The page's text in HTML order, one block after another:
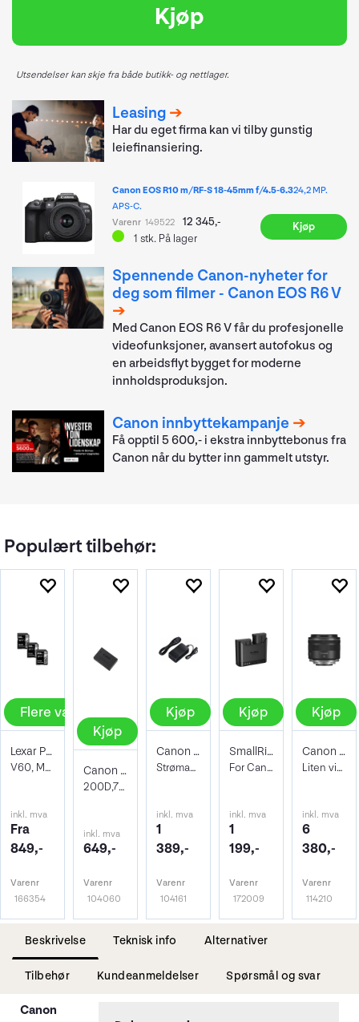
Kjøp
Utsendelser kan skje fra både butikk- og nettlager.
Leasing
Har du eget firma kan vi tilby gunstig
leiefinansiering.
Canon EOS R10 m/RF-S 18-45mm f/4.5-6.324,2 MP.
APS-C.
Varenr 149522 12 345,-
1 stk. På lager
Spennende Canon-nyheter for
deg som filmer - Canon EOS R6 V
Med Canon EOS R6 V får du profesjonelle
videofunksjoner, avansert autofokus og
en arbeidsflyt bygget for moderne
innholdsproduksjon.
Canon innbyttekampanje
Få opptil 5 600,- i ekstra innbyttebonus fra
Canon når du bytter inn gammelt utstyr.
Populært tilbehør:
Flere valg
Lexar Pro 1667X SDXC UHS-II U3
V60, Max Read 250 - Write 120 MB/s
inkl. mva
Fra
849,-
Varenr
166354
Kjøp
Canon LP-E17 batteri
200D,750D,760D,800D,77D,M3,M5,M6,RP,R10
inkl. mva
649,-
Varenr
104060
Kjøp
Canon AC-E6N AC Adapter
Strømadapter OBS: Levert uten coupler
inkl. mva
1
389,-
Varenr
104161
Kjøp
SmallRig 5485 Turbo Charging Kit
For Canon LP-E6P Batterier
inkl. mva
1
199,-
Varenr
172009
Kjøp
Canon RF 35mm f/1.8 IS Macro STM
Liten vidvinkel med 0,5X (1:2) Makro Ø52
inkl. mva
6
380,-
Varenr
114210
Beskrivelse Teknisk info Alternativer
Tilbehør Kundeanmeldelser Spørsmål og svar
Canon